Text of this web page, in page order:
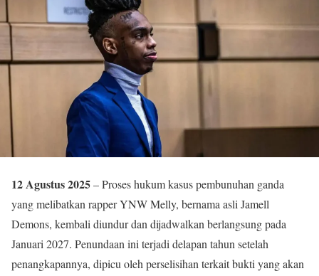
12 Agustus 2025– Proses hukum kasus pembunuhan ganda
yang melibatkan rapper YNW Melly, bernama asli Jamell
Demons, kembali diundur dan dijadwalkan berlangsung pada
Januari 2027. Penundaan ini terjadi delapan tahun setelah
penangkapannya, dipicu oleh perselisihan terkait bukti yang akan